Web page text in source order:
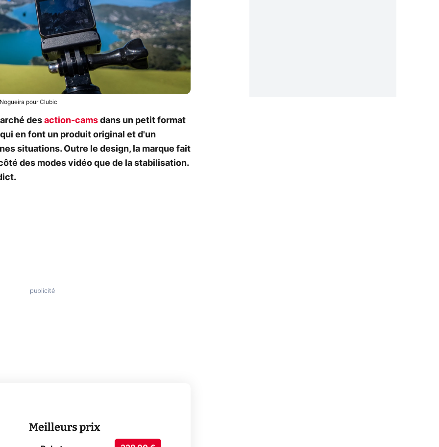
pour Clubic
des action-cams dans un petit format
en font un produit original et d'un
situations. Outre le design, la marque fait
des modes vidéo que de la stabilisation.
Meilleurs prix